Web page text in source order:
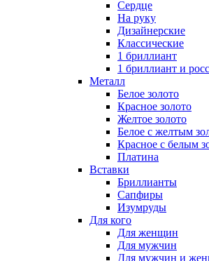
Сердце
На руку
Дизайнерские
Классические
1 бриллиант
1 бриллиант и
Металл
Белое золото
Красное золото
Желтое золото
Белое с желтым
Красное с белым
Платина
Вставки
Бриллианты
Сапфиры
Изумруды
Для кого
Для женщин
Для мужчин
Для мужчин и